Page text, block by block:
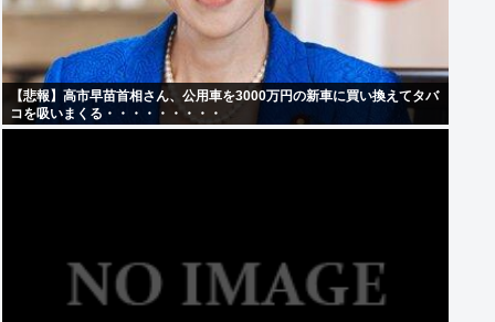
【悲報】高市早苗首相さん、公用車を3000万円の新車に買い換えてタバ
コを吸いまくる・・・・・・・・・